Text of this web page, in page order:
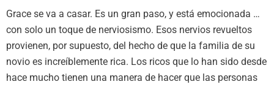
Grace se va a casar. Es un gran paso, y está emocionada …
con solo un toque de nerviosismo. Esos nervios revueltos
provienen, por supuesto, del hecho de que la familia de su
novio es increíblemente rica. Los ricos que lo han sido desde
hace mucho tienen una manera de hacer que las personas